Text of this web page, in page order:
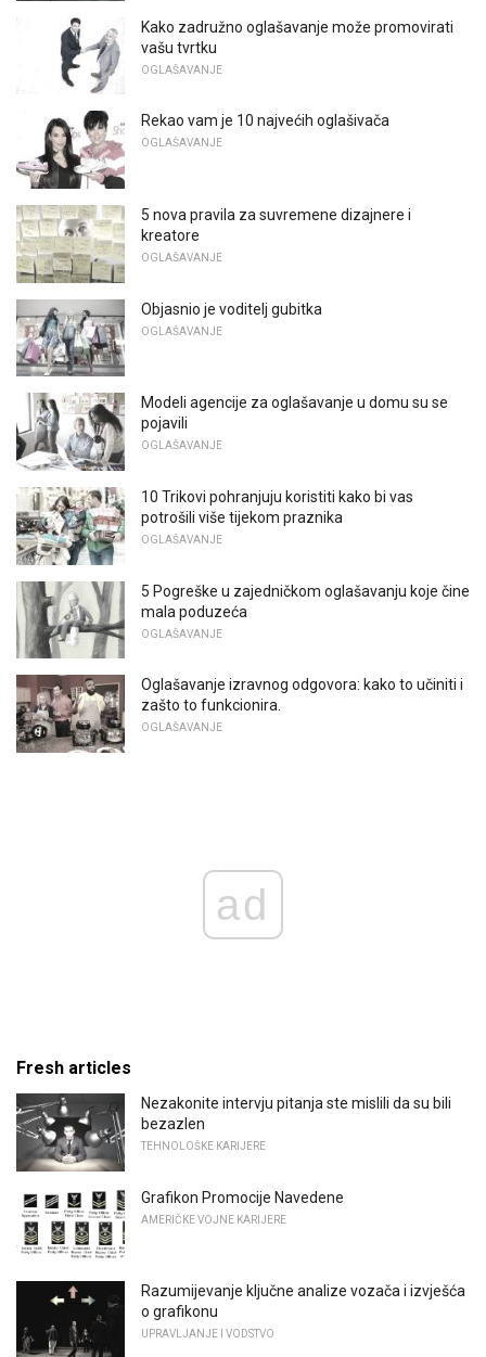
Kako zadružno oglašavanje može promovirati
vašu tvrtku
OGLAŠAVANJE
Rekao vam je 10 najvećih oglašivača
OGLAŠAVANJE
5 nova pravila za suvremene dizajnere i
kreatore
OGLAŠAVANJE
Objasnio je voditelj gubitka
OGLAŠAVANJE
Modeli agencije za oglašavanje u domu su se
pojavili
OGLAŠAVANJE
10 Trikovi pohranjuju koristiti kako bi vas
potrošili više tijekom praznika
OGLAŠAVANJE
5 Pogreške u zajedničkom oglašavanju koje čine
mala poduzeća
OGLAŠAVANJE
Oglašavanje izravnog odgovora: kako to učiniti i
zašto to funkcionira.
OGLAŠAVANJE
ad
Fresh articles
Nezakonite intervju pitanja ste mislili da su bili
bezazlen
TEHNOLOŠKE KARIJERE
Grafikon Promocije Navedene
AMERIČKE VOJNE KARIJERE
Razumijevanje ključne analize vozača i izvješća
o grafikonu
UPRAVLJANJE I VODSTVO